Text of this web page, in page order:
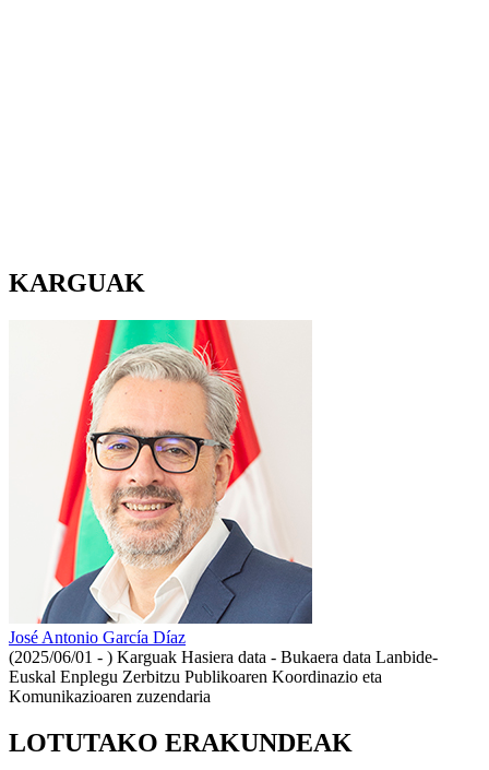
KARGUAK
José Antonio García Díaz
(2025/06/01 - ) Karguak Hasiera data - Bukaera data Lanbide-
Euskal Enplegu Zerbitzu Publikoaren Koordinazio eta
Komunikazioaren zuzendaria
LOTUTAKO ERAKUNDEAK